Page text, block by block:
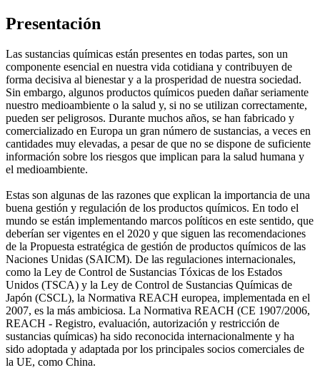
Presentación
Las sustancias químicas están presentes en todas partes, son un
componente esencial en nuestra vida cotidiana y contribuyen de
forma decisiva al bienestar y a la prosperidad de nuestra sociedad.
Sin embargo, algunos productos químicos pueden dañar seriamente
nuestro medioambiente o la salud y, si no se utilizan correctamente,
pueden ser peligrosos. Durante muchos años, se han fabricado y
comercializado en Europa un gran número de sustancias, a veces en
cantidades muy elevadas, a pesar de que no se dispone de suficiente
información sobre los riesgos que implican para la salud humana y
el medioambiente.
Estas son algunas de las razones que explican la importancia de una
buena gestión y regulación de los productos químicos. En todo el
mundo se están implementando marcos políticos en este sentido, que
deberían ser vigentes en el 2020 y que siguen las recomendaciones
de la Propuesta estratégica de gestión de productos químicos de las
Naciones Unidas (SAICM). De las regulaciones internacionales,
como la Ley de Control de Sustancias Tóxicas de los Estados
Unidos (TSCA) y la Ley de Control de Sustancias Químicas de
Japón (CSCL), la Normativa REACH europea, implementada en el
2007, es la más ambiciosa. La Normativa REACH (CE 1907/2006,
REACH - Registro, evaluación, autorización y restricción de
sustancias químicas) ha sido reconocida internacionalmente y ha
sido adoptada y adaptada por los principales socios comerciales de
la UE, como China.